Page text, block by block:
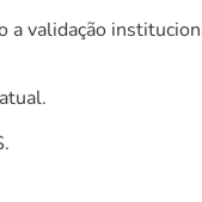
a validação